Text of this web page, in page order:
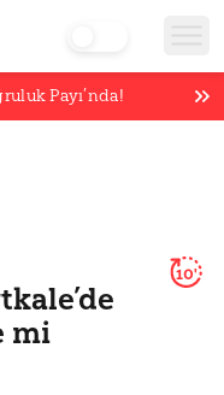
Payı’nda!
mi
10'